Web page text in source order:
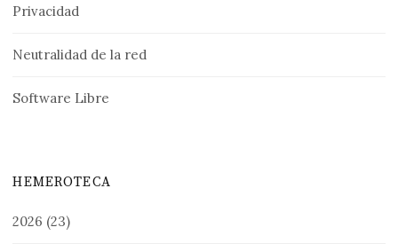
Privacidad
Neutralidad de la red
Software Libre
HEMEROTECA
2026 (23)